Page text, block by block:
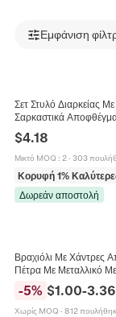
Εμφάνιση
Σετ Στυλό Διαρκείας Με
Σαρκαστικά
Νοσοκόμες Μαμάδες
Σχολικά Είδη Δώρο
$4.18
Μικτό MOQ : 2· 303
Κορυφή 1%
Δωρεάν αποστολή
Βραχιόλι Με Χάντρες
Πέτρα Με Μεταλλικό
Καρδιά Χειροποίητη
Μηνύματος Δώρο
Γυναίκες Αδελφές
-5% $1.00-3.36
Χωρίς MOQ · 812